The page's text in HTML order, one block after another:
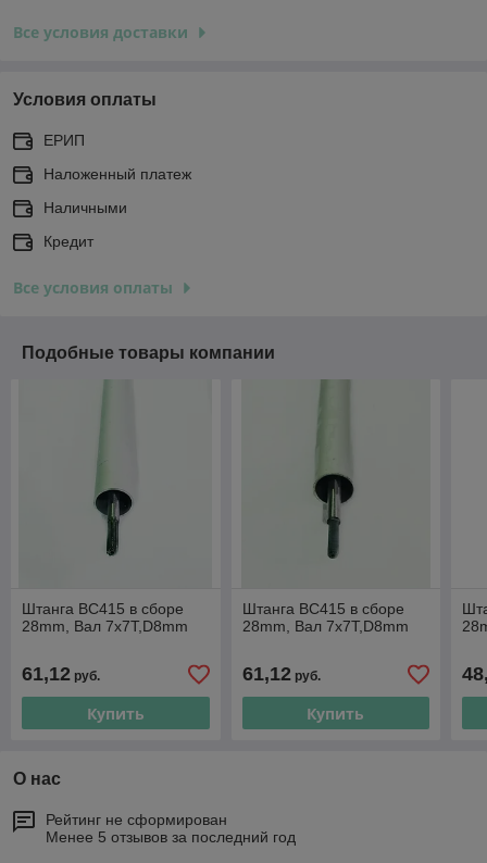
Все условия доставки
Условия оплаты
ЕРИП
Наложенный платеж
Наличными
Кредит
Все условия оплаты
Подобные товары компании
Штанга BC415 в сборе
28mm, Вал 7x7T,D8mm
61,12 руб.
Купить
Штанга BC415 в сборе
28mm, Вал 7x7T,D8mm
61,12руб.
Купить
О нас
Рейтинг не сформирован
Менее 5 отзывов за последний год